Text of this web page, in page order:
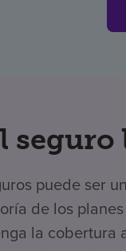
puede ser
de los
la